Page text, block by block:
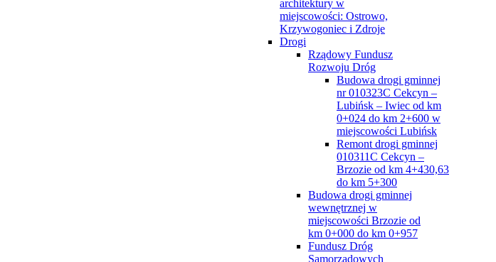
architektury w
miejscowości: Ostrowo,
Krzywogoniec i Zdroje
Drogi
Rządowy Fundusz
Rozwoju Dróg
Budowa drogi gminnej
nr 010323C Cekcyn –
Lubińsk – Iwiec od km
0+024 do km 2+600 w
miejscowości Lubińsk
Remont drogi gminnej
010311C Cekcyn –
Brzozie od km 4+430,63
do km 5+300
Budowa drogi gminnej
wewnętrznej w
miejscowości Brzozie od
km 0+000 do km 0+957
Fundusz Dróg
Samorządowych